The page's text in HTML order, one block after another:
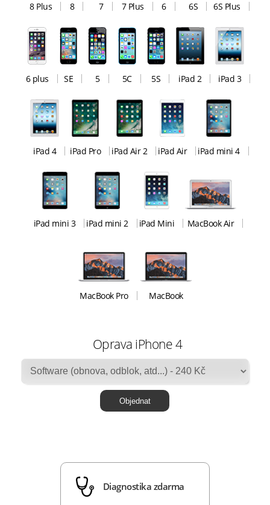
8 Plus 8 7 7 Plus 6 6S 6S Plus
6 plus SE 5 5C 5S iPad 2 iPad 3
iPad 4 iPad Pro iPad Air 2 iPad Air iPad mini 4
iPad mini 3 iPad mini 2 iPad Mini MacBook Air
MacBook Pro MacBook
Oprava iPhone 4
Diagnostika zdarma